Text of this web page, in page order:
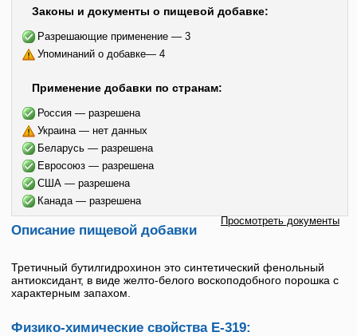
Законы и документы о пищевой добавке:
Разрешающие применение — 3
Упоминаний о добавке— 4
Применение добавки по странам:
Россия — разрешена
Украина — нет данных
Беларусь — разрешена
Евросоюз — разрешена
США — разрешена
Канада — разрешена
Просмотреть документы
Описание пищевой добавки
Третичный бутилгидрохинон это синтетический фенольный
антиоксидант, в виде желто-белого воскоподобного порошка с
характерным запахом.
Физико-химические свойства Е-319: